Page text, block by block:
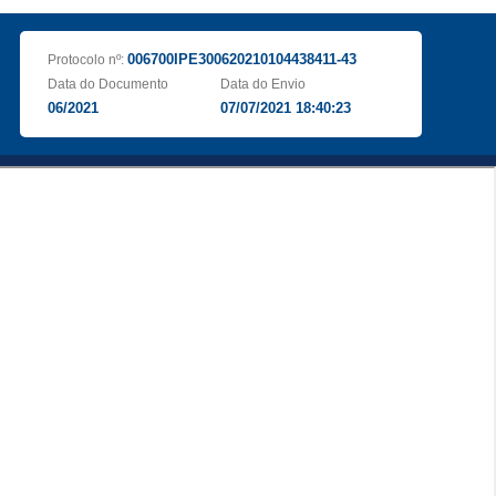
Protocolo nº: 006700IPE300620210104438411-43
Data do Documento
06/2021
Data do Envio
07/07/2021 18:40:23